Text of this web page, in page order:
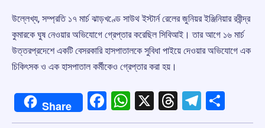
উল্লেখ্য, সম্প্রতি ১৭ মার্চ ঝাড়খণ্ডে সাউথ ইস্টার্ন রেলের জুনিয়র ইঞ্জিনিয়ার রবীন্দ্র
কুমারকে ঘুষ নেওয়ার অভিযোগে গ্রেপ্তার করেছিল সিবিআই। তার আগে ১৬ মার্চ
উত্তরপ্রদেশে একটি বেসরকারি হাসপাতালকে সুবিধা পাইয়ে দেওয়ার অভিযোগে এক
চিকিৎসক ও এক হাসপাতাল কর্মীকেও গ্রেপ্তার করা হয়।
Share Facebook
WhatsApp
X Threads